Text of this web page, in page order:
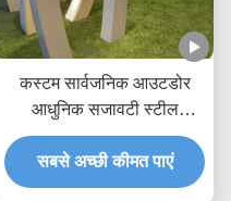
कस्टम सार्वजनिक आउटडोर
आधुनिक सजावटी स्टील
मूर्तिकला धातु मूर्ति निर्माता/
कारखाना
सबसे अच्छी कीमत पाएं